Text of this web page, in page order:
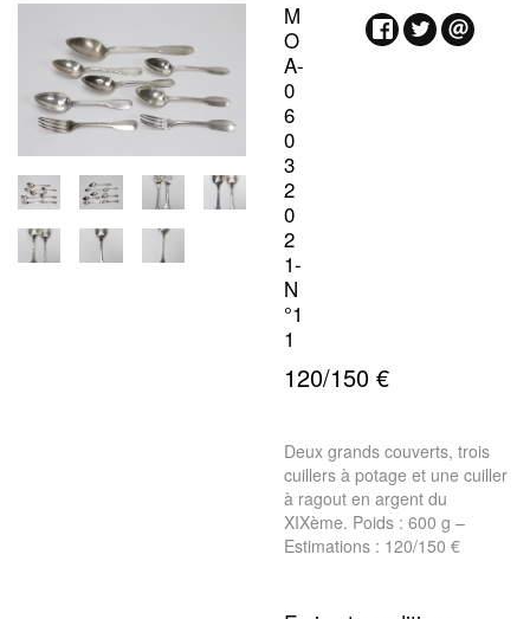
M
O
A-
0
6
0
3
2
0
2
1-
N
°1
1
120/150 €
Deux grands couverts, trois
cuillers à potage et une cuiller
à ragout en argent du
XIXème. Poids : 600 g –
Estimations : 120/150 €